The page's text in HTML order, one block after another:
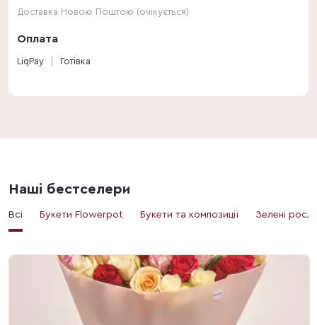
Доставка Новою Поштою (очікується)
Оплата
LiqPay Готівка
Наші бестселери
Всі Букети Flowerpot Букети та композиції Зелені